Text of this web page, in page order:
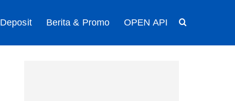
Deposit Berita & Promo OPEN API